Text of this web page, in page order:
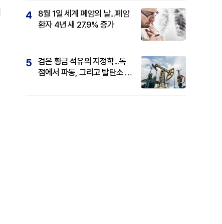
4
8월 1일 세계 폐암의 날...폐암
환자 4년 새 27.9% 증가
5
검은 황금 석유의 지정학...독
점에서 파동, 그리고 탈탄소 패